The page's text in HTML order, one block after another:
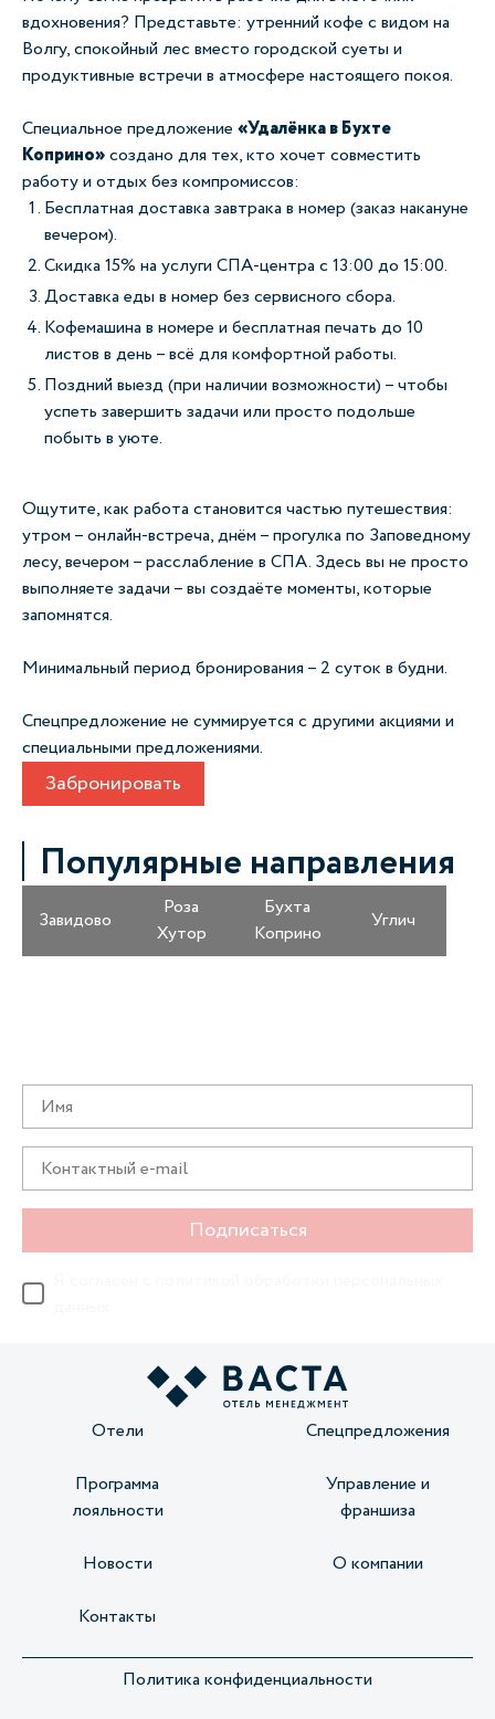
вдохновения? Представьте: утренний кофе с видом на
Волгу, спокойный лес вместо городской суеты и
продуктивные встречи в атмосфере настоящего покоя.
Специальное предложение «Удалёнка в Бухте
Коприно»создано для тех, кто хочет совместить
работу и отдых без компромиссов:
Бесплатная доставка завтрака в номер (заказ накануне
вечером).
Скидка 15% на услуги СПА-центра с 13:00 до 15:00.
Доставка еды в номер без сервисного сбора.
Кофемашина в номере и бесплатная печать до 10
листов в день –всё для комфортной работы.
Поздний выезд (при наличии возможности) –чтобы
успеть завершить задачи или просто подольше
побыть в уюте.
Ощутите, как работа становится частью путешествия:
утром –онлайн-встреча, днём –прогулка по Заповедному
лесу, вечером –расслабление в СПА. Здесь вы не просто
выполняете задачи –вы создаёте моменты, которые
запомнятся.
Минимальный период бронирования – 2 суток в будни.
Спецпредложение не суммируется с другими акциями и
специальными предложениями.
Забронировать
Популярные направления
Завидово
Роза
Хутор
Бухта
Коприно
Углич
Подписаться
Отели Спецпредложения
Программа
лояльности
Управление и
франшиза
Новости О компании
Контакты
Политика конфиденциальности